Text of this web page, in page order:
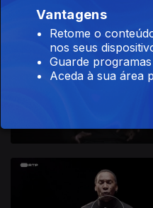
Vantagens
Retome o
nos seus
Guarde
Aceda à sua área